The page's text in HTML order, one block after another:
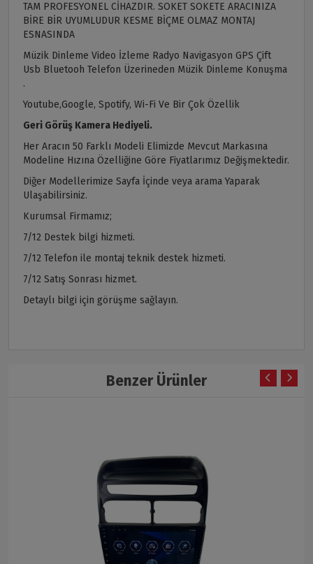
TAM PROFESYONEL CİHAZDIR. SOKET SOKETE ARACINIZA
BİRE BİR UYUMLUDUR KESME BİÇME OLMAZ MONTAJ
ESNASINDA
Müzik Dinleme Video İzleme Radyo Navigasyon GPS Çift
Usb Bluetooh Telefon Üzerineden Müzik Dinleme Konuşma
.
Youtube,Google, Spotify, Wi-Fi Ve Bir Çok Özellik
Geri Görüş Kamera Hediyeli.
Her Aracın 50 Farklı Modeli Elimizde Mevcut Markasına
Modeline Hızına Özelliğine Göre Fiyatlarımız Değişmektedir.
Diğer Modellerimize Sayfa İçinde veya arama Yaparak
Ulaşabilirsiniz.
Kurumsal Firmamız;
7/12 Destek bilgi hizmeti.
7/12 Telefon ile montaj teknik destek hizmeti.
7/12 Satış Sonrası hizmet.
Detaylı bilgi için görüşme sağlayın.
Benzer Ürünler